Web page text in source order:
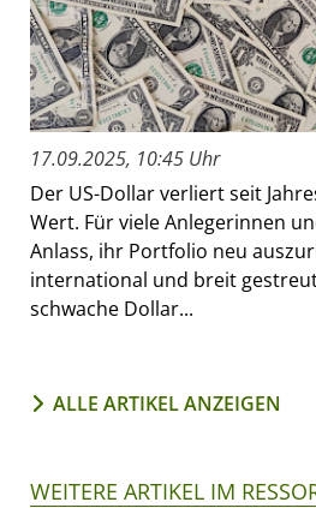
17.09.2025, 10:45 Uhr
Der US-Dollar verliert seit
Wert. Für viele Anlegerinnen
Anlass, ihr Portfolio neu
international und breit
schwache Dollar...
ALLE ARTIKEL ANZEIGEN
WEITERE ARTIKEL IM